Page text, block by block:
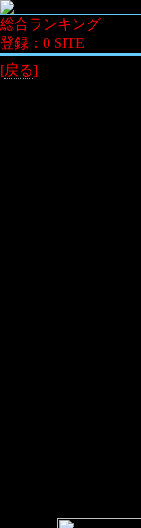
総合ランキング
登録：0 SITE
[戻る]